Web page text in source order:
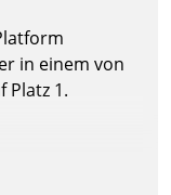
in einem von
Platz 1.